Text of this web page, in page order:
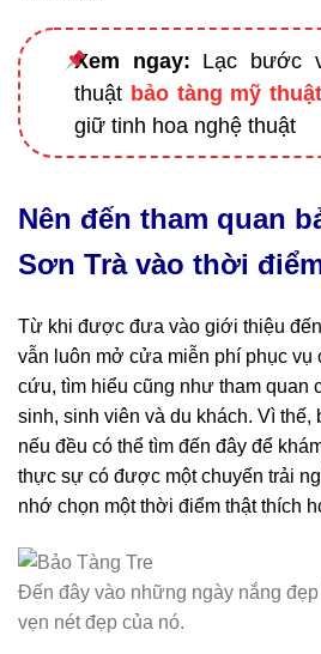
Xem ngay: Lạc bước
thuật bảo tàng mỹ
giữ tinh hoa nghệ thuật
Nên đến tham quan
Sơn Trà vào thời
Từ khi được đưa vào giới thiệu
vẫn luôn mở cửa miễn phí phục vụ
cứu, tìm hiểu cũng như tham quan
sinh, sinh viên và du khách. Vì thế,
nếu đều có thể tìm đến đây để
thực sự có được một chuyến trải
nhớ chọn một thời điểm thật thích
Đến đây vào những ngày nắng
vẹn nét đẹp của nó.